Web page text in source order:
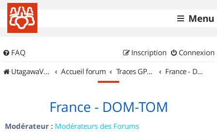
Menu
FAQ Connexion
Inscription
UtagawaVTT (Randos VTT et VTTAE avec traces GPS)
Accueil forum Traces GPS de randos VTT France - DOM-TOM
France - DOM-TOM
Modérateur : Modérateurs des Forums